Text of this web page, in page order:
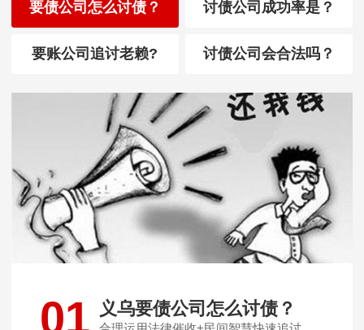
要债公司怎么讨债？ 讨债公司成功率是？
要账公司追讨老赖? 讨债公司会合法吗？
01 义乌要债公司怎么讨债？